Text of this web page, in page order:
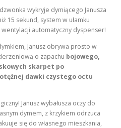
wykryje dymiącego Janusza
15 sekund, system w ułamku
automatyczny dyspenser!
Janusz obrywa prosto w
o zapachu bojowego,
skarpet po
dawki czystego octu
Janusz wybałusza oczy do
dymem, z krzykiem odrzuca
się do własnego mieszkania,